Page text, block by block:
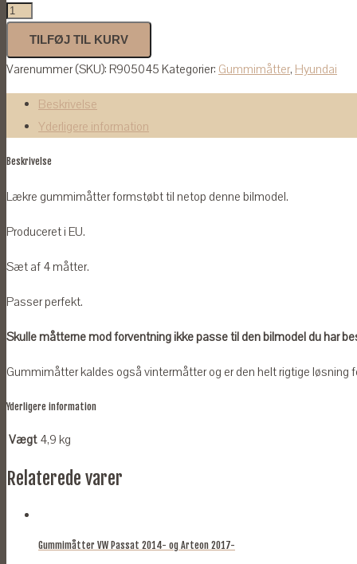
Gummimåtter
Hyundai
i10
2020-
antal
TILFØJ TIL KURV
Varenummer (SKU): R905045 Kategorier: Gummimåtter, Hyundai
Beskrivelse
Yderligere information
Beskrivelse
Lækre gummimåtter formstøbt til netop denne bilmodel.
Produceret i EU.
Sæt af 4 måtter.
Passer perfekt.
Skulle måtterne mod forventning ikke passe til den bilmodel du har
Gummimåtter kaldes også vintermåtter og er den helt rigtige løsning
Yderligere information
Vægt 4,9 kg
Relaterede varer
Gummimåtter VW Passat 2014- og Arteon 2017-